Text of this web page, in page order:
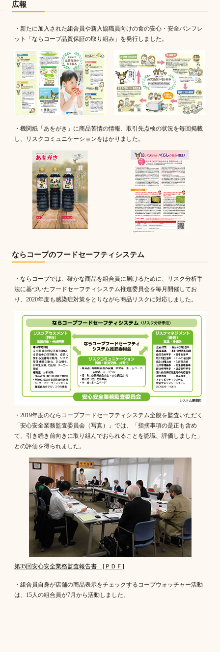
広報
・新たに加入された組合員や新入協職員向けの食の安心・安全パンフレ
ット「ならコープ品質保証の取り組み」を発行しました。
・機関紙「あをがき」に商品苦情の情報、取引先点検の状況を毎回掲載
し、リスクコミュニケーションをはかりました。
ならコープのフードセーフティシステム
・ならコープでは、確かな商品を組合員に届けるために、リスク分析手
法に基づいたフードセーフティシステム推進委員会を毎月開催してお
り、2020年度も感染症対策をとりながら商品リスクに対応しました。
・2019年度のならコープフードセーフティシステム全般を監査いただく
「安心安全業務監査委員会（写真）」では、「指摘事項の是正も含め
て、引き続き前向きに取り組んでおられることを認識、評価しました」
との評価を得られました。
第35回安心安全業務監査報告書 [ＰＤＦ]
・組合員自身が店舗の商品表示をチェックするコープウォッチャー活動
は、15人の組合員が7月から活動しました。